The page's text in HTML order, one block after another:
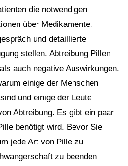
die notwendigen
über Medikamente,
und detaillierte
stellen. Abtreibung Pillen
auch negative Auswirkungen.
einige der Menschen
und einige der Leute
Abtreibung. Es gibt ein paar
benötigt wird. Bevor Sie
jede Art von Pille zu
zu beenden